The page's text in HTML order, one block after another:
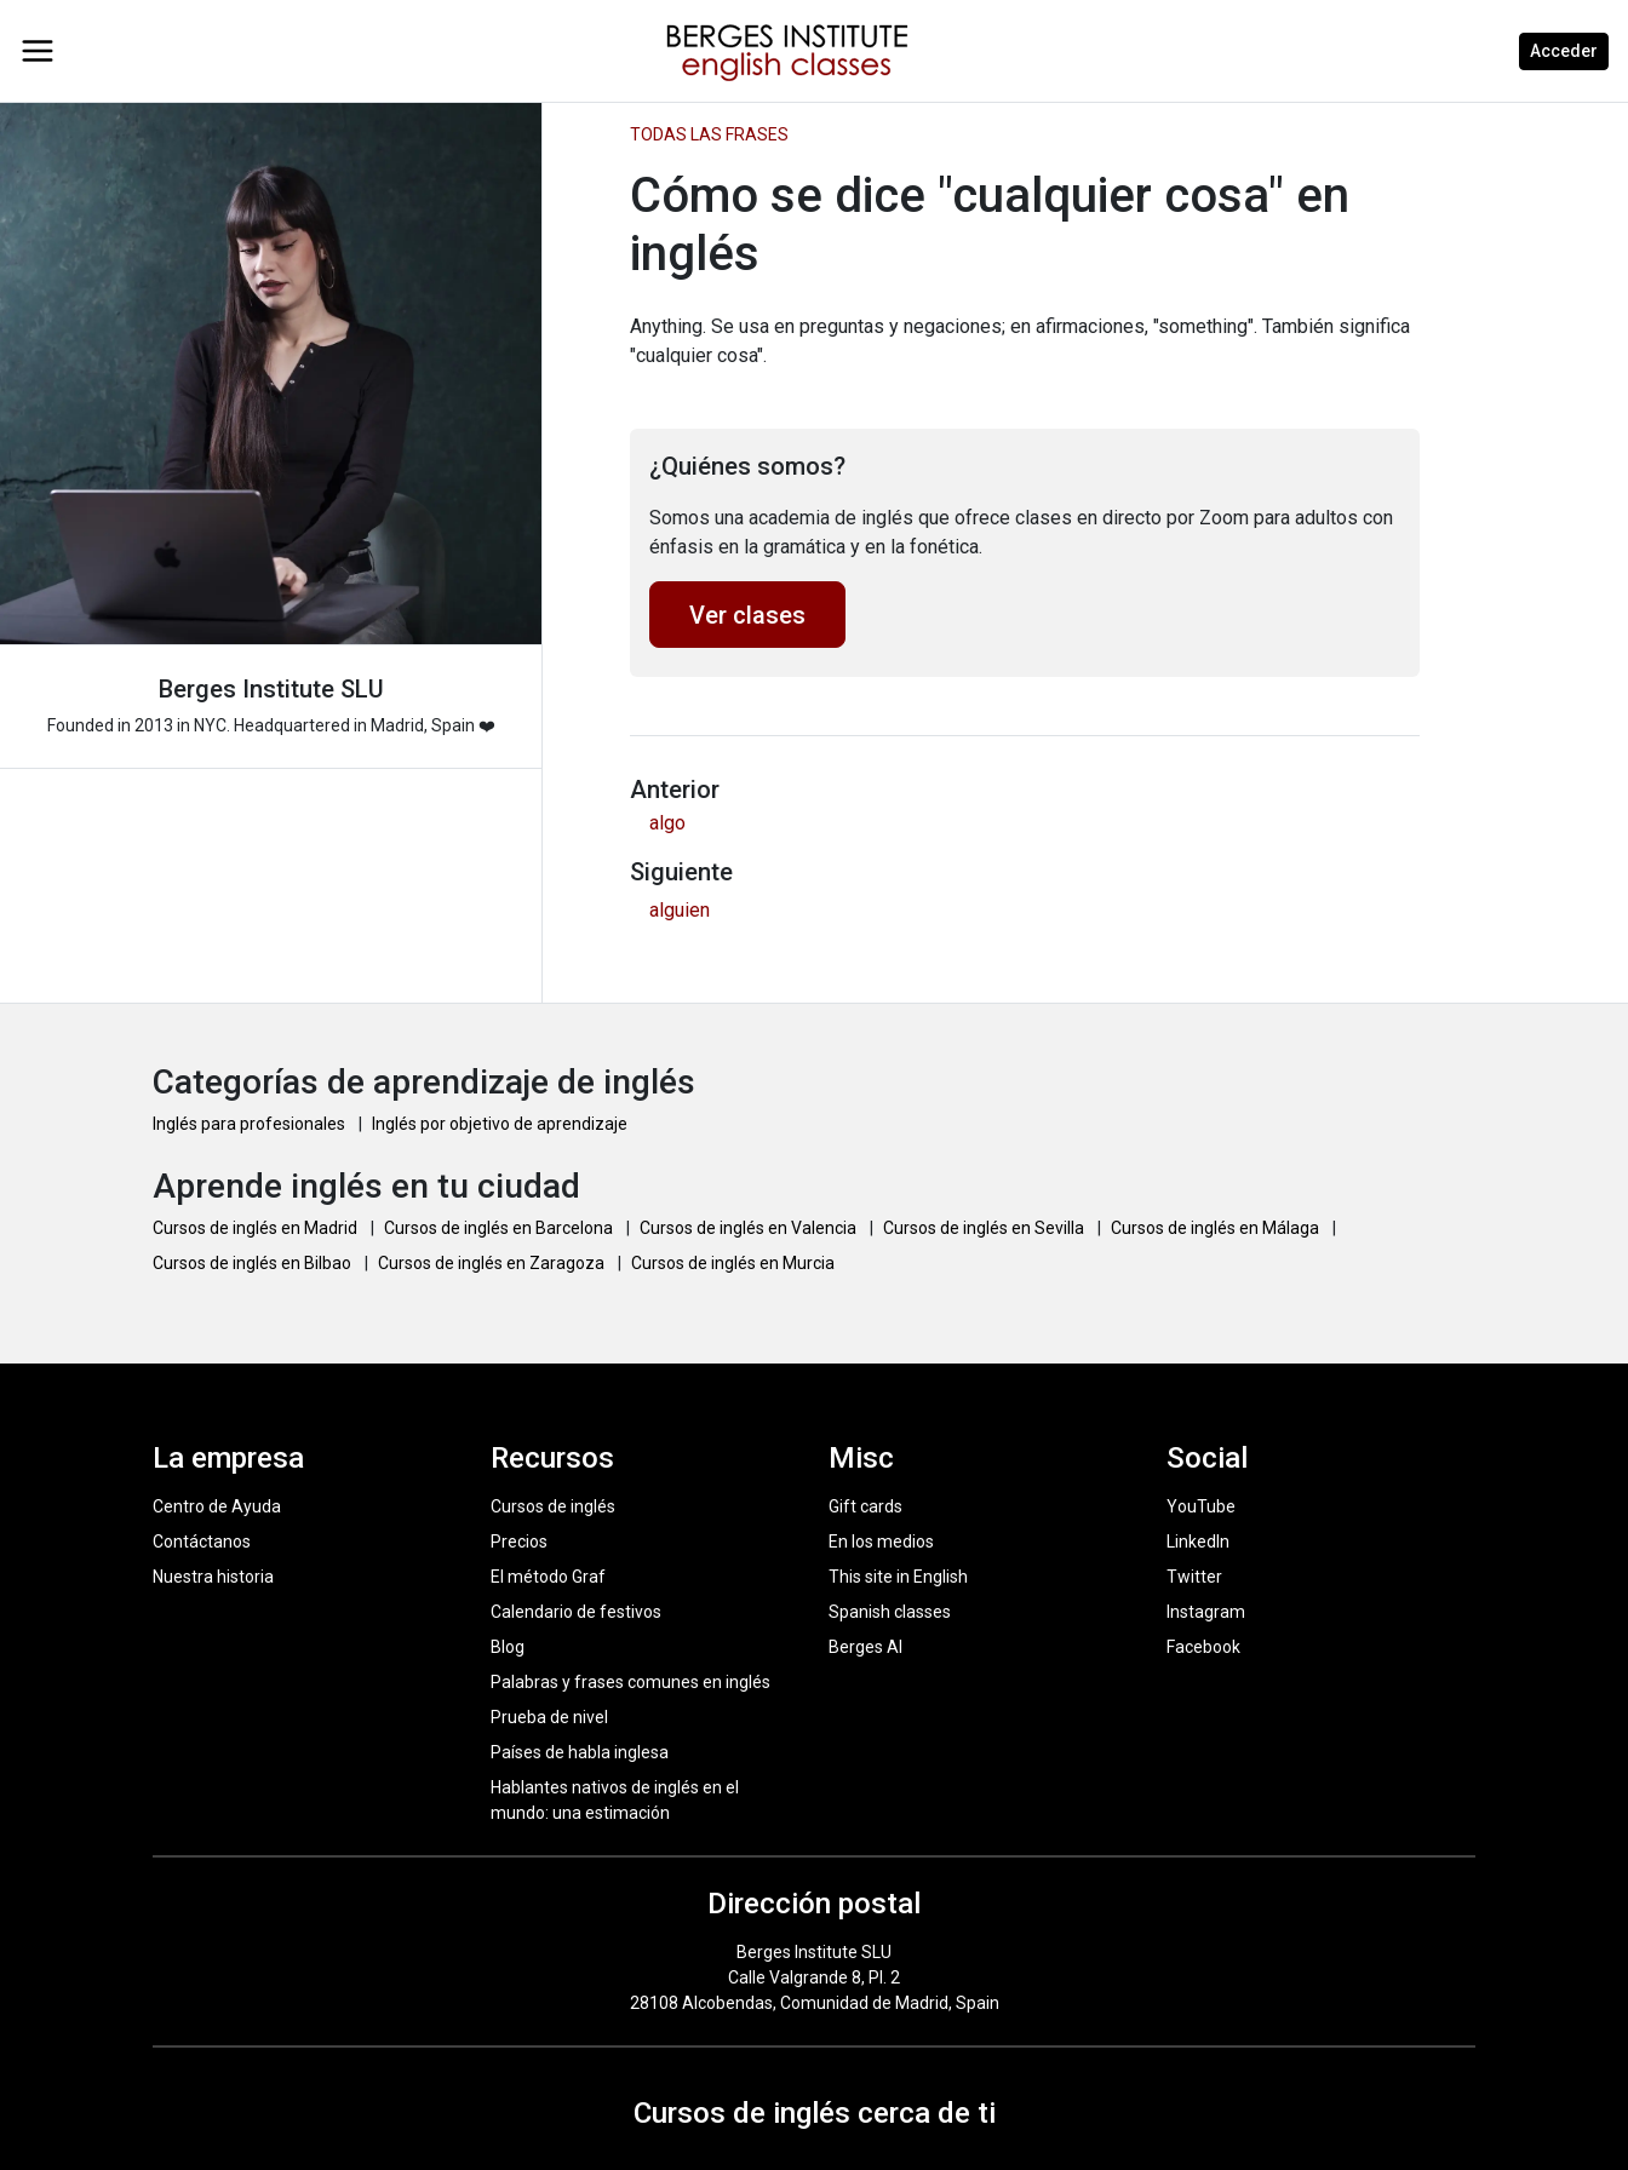
Acceder
Berges Institute SLU
Founded in 2013 in NYC. Headquartered in Madrid, Spain ❤️
TODAS LAS FRASES
Cómo se dice "cualquier cosa" en
inglés
Anything. Se usa en preguntas y negaciones; en afirmaciones, "something". También significa
"cualquier cosa".
¿Quiénes somos?
Somos una academia de inglés que ofrece clases en directo por Zoom para adultos con
énfasis en la gramática y en la fonética.
Ver clases
Anterior
algo
Siguiente
alguien
Categorías de aprendizaje de inglés
Inglés para profesionales Inglés por objetivo de aprendizaje
Aprende inglés en tu ciudad
Cursos de inglés en Madrid Cursos de inglés en Barcelona Cursos de inglés en Valencia Cursos de inglés en Sevilla Cursos de inglés en Málaga
Cursos de inglés en Bilbao
Cursos de inglés en Zaragoza Cursos de inglés en Murcia
La empresa
Centro de Ayuda
Contáctanos
Nuestra historia
Recursos
Cursos de inglés
Precios
El método Graf
Calendario de festivos
Blog
Palabras y frases comunes en inglés
Prueba de nivel
Países de habla inglesa
Hablantes nativos de inglés en el
mundo: una estimación
Misc
Gift cards
En los medios
This site in English
Spanish classes
Berges AI
Social
YouTube
LinkedIn
Twitter
Instagram
Facebook
Dirección postal
Berges Institute SLU
Calle Valgrande 8, Pl. 2
28108 Alcobendas, Comunidad de Madrid, Spain
Cursos de inglés cerca de ti